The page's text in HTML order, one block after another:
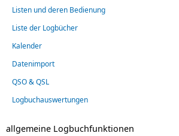
Listen und deren Bedienung
Liste der Logbücher
Kalender
Datenimport
QSO & QSL
Logbuchauswertungen
allgemeine Logbuchfunktionen